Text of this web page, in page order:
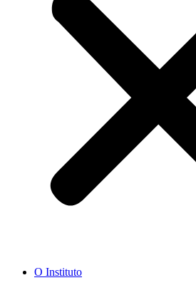
O Instituto